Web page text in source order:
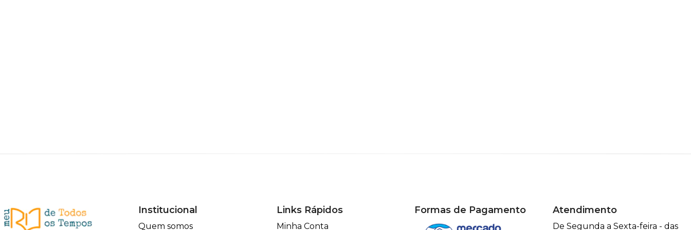
Institucional
Quem somos
Links Rápidos
Minha Conta
Formas de Pagamento Atendimento
De Segunda a Sexta-feira - das